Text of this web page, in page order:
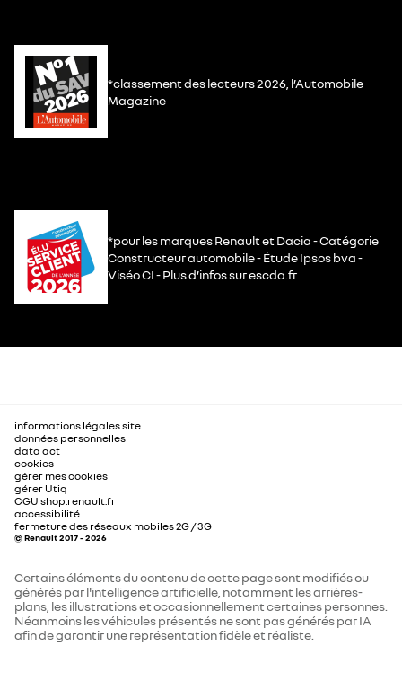
*classement des lecteurs 2026, l’Automobile
Magazine
*pour les marques Renault et Dacia - Catégorie
Constructeur automobile - Étude Ipsos bva -
Viséo CI - Plus d’infos sur escda.fr
informations légales site
données personnelles
data act
cookies
gérer mes cookies
gérer Utiq
CGU shop.renault.fr
accessibilité
fermeture des réseaux mobiles 2G / 3G
© Renault 2017 - 2026
Certains éléments du contenu de cette page sont modifiés ou
générés par l'intelligence artificielle, notamment les arrières-
plans, les illustrations et occasionnellement certaines personnes.
Néanmoins les véhicules présentés ne sont pas générés par IA
afin de garantir une représentation fidèle et réaliste.